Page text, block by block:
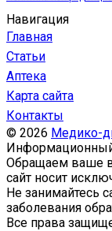
Навигация
Главная
Статьи
Аптека
Карта сайта
Контакты
© 2026 Медико-
Информационный
Обращаем ваше
сайт носит
Не занимайтесь
заболевания
Все права